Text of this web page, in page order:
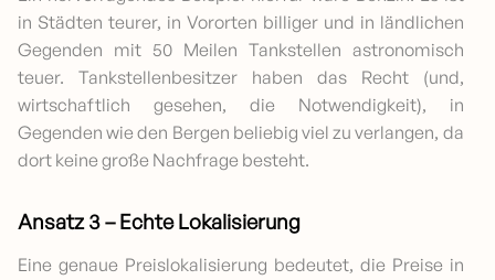
in Städten teurer, in Vororten billiger und in ländlichen
Gegenden mit 50 Meilen Tankstellen astronomisch
teuer. Tankstellenbesitzer haben das Recht (und,
wirtschaftlich gesehen, die Notwendigkeit), in
Gegenden wie den Bergen beliebig viel zu verlangen, da
dort keine große Nachfrage besteht.
Ansatz 3 – Echte Lokalisierung
Eine genaue Preislokalisierung bedeutet, die Preise in